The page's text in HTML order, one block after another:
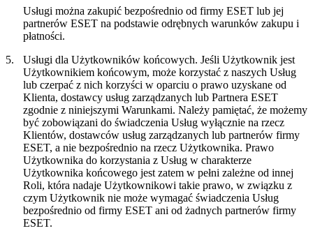
Usługi można zakupić bezpośrednio od firmy ESET lub jej
partnerów ESET na podstawie odrębnych warunków zakupu i
płatności.
5.
Usługi dla Użytkowników końcowych. Jeśli Użytkownik jest
Użytkownikiem końcowym, może korzystać z naszych Usług
lub czerpać z nich korzyści w oparciu o prawo uzyskane od
Klienta, dostawcy usług zarządzanych lub Partnera ESET
zgodnie z niniejszymi Warunkami. Należy pamiętać, że możemy
być zobowiązani do świadczenia Usług wyłącznie na rzecz
Klientów, dostawców usług zarządzanych lub partnerów firmy
ESET, a nie bezpośrednio na rzecz Użytkownika. Prawo
Użytkownika do korzystania z Usług w charakterze
Użytkownika końcowego jest zatem w pełni zależne od innej
Roli, która nadaje Użytkownikowi takie prawo, w związku z
czym Użytkownik nie może wymagać świadczenia Usług
bezpośrednio od firmy ESET ani od żadnych partnerów firmy
ESET.